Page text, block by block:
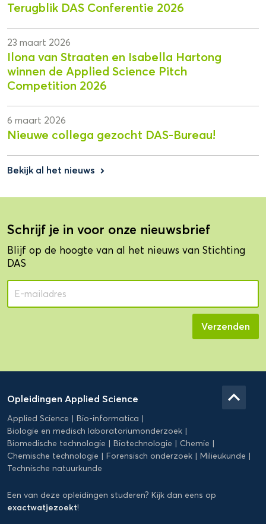
Terugblik DAS Conferentie 2026
23 maart 2026
Ilona van Straaten en Isabella Hartong
winnen de Applied Science Pitch
Competition 2026
6 maart 2026
Nieuwe collega gezocht DAS-Bureau!
Bekijk al het nieuws keyboard_arrow_right
Schrijf je in voor onze nieuwsbrief
Blijf op de hoogte van al het nieuws van Stichting
DAS
Applied
Science
Opleidingen Applied Science
Applied Science
Bio-informatica
Biologie en medisch laboratoriumonderzoek
Biomedische technologie
Biotechnologie
Chemie
Chemische technologie
Forensisch onderzoek
Milieukunde
Technische natuurkunde
Een van deze opleidingen studeren? Kijk dan eens op
exactwatjezoekt!
keyboard_arrow_up